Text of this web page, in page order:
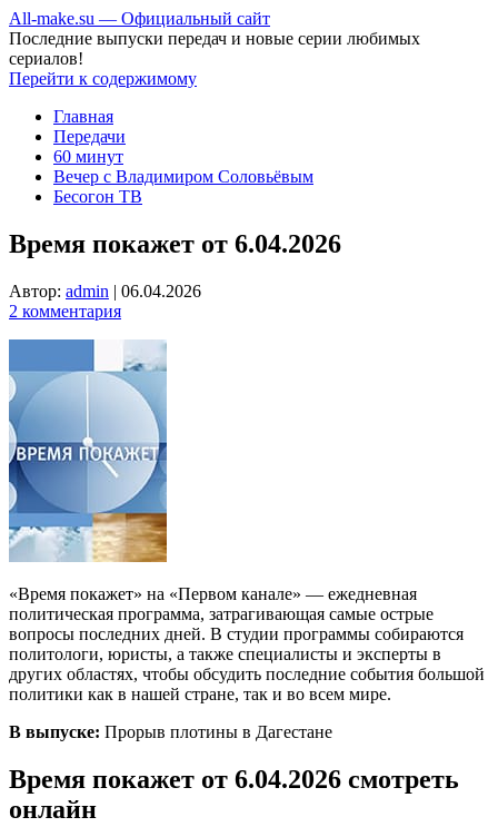
All-make.su — Официальный сайт
Последние выпуски передач и новые серии любимых
сериалов!
Перейти к содержимому
Главная
Передачи
60 минут
Вечер с Владимиром Соловьёвым
Бесогон ТВ
Время покажет от 6.04.2026
Автор: admin | 06.04.2026
2 комментария
«Время покажет» на «Первом канале» — ежедневная
политическая программа, затрагивающая самые острые
вопросы последних дней. В студии программы собираются
политологи, юристы, а также специалисты и эксперты в
других областях, чтобы обсудить последние события большой
политики как в нашей стране, так и во всем мире.
В выпуске: Прорыв плотины в Дагестане
Время покажет от 6.04.2026 смотреть
онлайн